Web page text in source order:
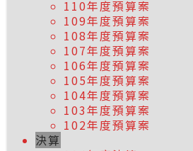
110年度預算案
109年度預算案
108年度預算案
107年度預算案
106年度預算案
105年度預算案
104年度預算案
103年度預算案
102年度預算案
決算